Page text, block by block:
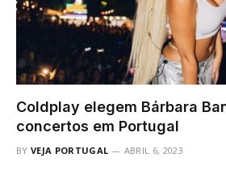
Coldplay elegem Bárbara
concertos em Portugal
BY VEJA PORTUGAL ABRIL 6, 2023